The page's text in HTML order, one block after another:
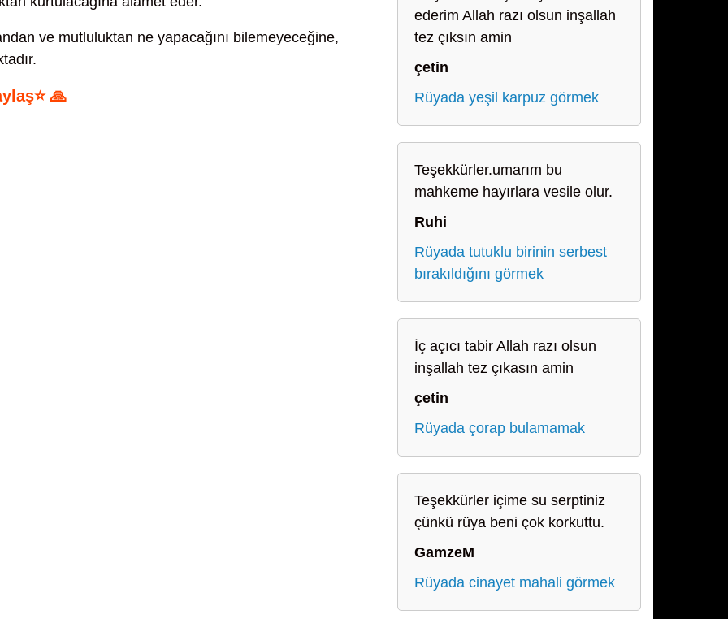
ve mutluluktan ne yapacağını bilemeyeceğine,
🙏
ederim Allah razı olsun inşallah
tez çıksın amin
çetin
Rüyada yeşil karpuz görmek
Teşekkürler.umarım bu
mahkeme hayırlara vesile olur.
Ruhi
Rüyada tutuklu birinin serbest
bırakıldığını görmek
İç açıcı tabir Allah razı olsun
inşallah tez çıkasın amin
çetin
Rüyada çorap bulamamak
Teşekkürler içime su serptiniz
çünkü rüya beni çok korkuttu.
GamzeM
Rüyada cinayet mahali görmek